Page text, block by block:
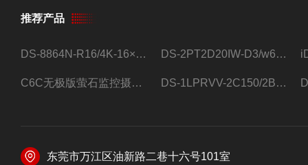
推荐产品
DS-8864N-R16/4K-16×4T/希捷16盘位录像机 DS-2PT2D20IW-D3/w64路高清硬盘录像机
C6C无极版萤石监控摄像头 DS-1LPRVV-2C150/2B监控室外夜视高清电源线护套线200米/卷
东莞市万江区油新路二巷十六号101室